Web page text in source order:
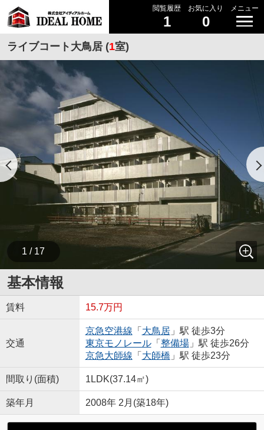
閲覧履歴
1
お気に入り
0
メニュー
ライブコート大鳥居 (1室)
1 / 17
基本情報
賃料 15.7万円
交通
京急空港線 「 大鳥居」駅 徒歩3分
東京モノレール「 整備場」駅 徒歩26分
京急大師線 「 大師橋 」駅 徒歩23分
間取り(面積) 1LDK(37.14㎡)
築年月 2008年 2月(築18年)